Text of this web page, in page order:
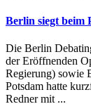
Berlin siegt beim
Die Berlin
der Eröffnenden
Regierung) sowie
Potsdam hatte
Redner mit ...